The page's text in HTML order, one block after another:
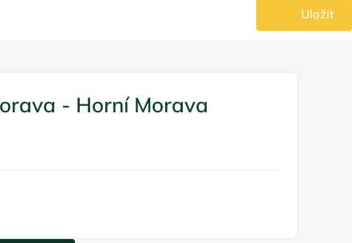
Uložit
- Horní Morava